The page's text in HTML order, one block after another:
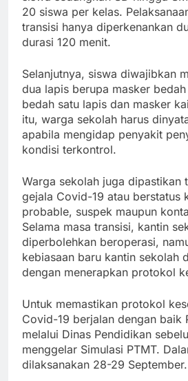
20 siswa per kelas.
transisi hanya diperkenankan
durasi 120 menit.
Selanjutnya, siswa diwajibkan
dua lapis berupa masker
bedah satu lapis dan masker
itu, warga sekolah harus
apabila mengidap penyakit
kondisi terkontrol.
Warga sekolah juga dipastikan
gejala Covid-19 atau berstatus
probable, suspek maupun
Selama masa transisi, kantin
diperbolehkan beroperasi,
kebiasaan baru kantin sekolah
dengan menerapkan protokol
Untuk memastikan protokol
Covid-19 berjalan dengan baik
melalui Dinas Pendidikan
menggelar Simulasi PTMT.
dilaksanakan 28-29 September.